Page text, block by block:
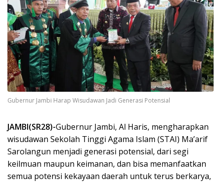
Gubernur Jambi Harap Wisudawan Jadi Generasi Potensial
JAMBI(SR28)-Gubernur Jambi, Al Haris, mengharapkan
wisudawan Sekolah Tinggi Agama Islam (STAI) Ma’arif
Sarolangun menjadi generasi potensial, dari segi
keilmuan maupun keimanan, dan bisa memanfaatkan
semua potensi kekayaan daerah untuk terus berkarya,